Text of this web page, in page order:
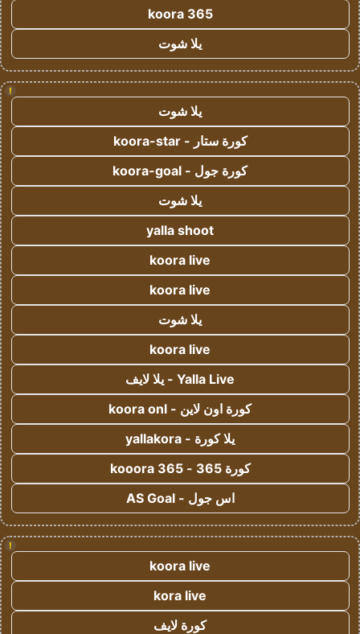
koora 365
يلا شوت
!
يلا شوت
كورة ستار - koora-star
كورة جول - koora-goal
يلا شوت
yalla shoot
koora live
koora live
يلا شوت
koora live
Yalla Live - يلا لايف
كورة اون لاين - koora onl
يلا كورة - yallakora
كورة 365 - kooora 365
اس جول - AS Goal
!
koora live
kora live
كورة لايف